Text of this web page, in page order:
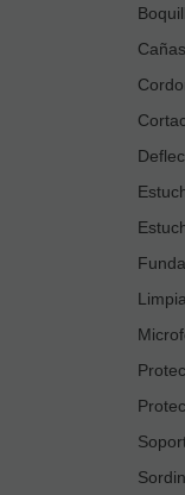
Cañas